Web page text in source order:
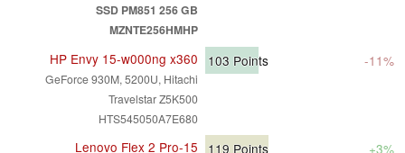
SSD PM851 256 GB
MZNTE256HMHP
HP Envy 15-w000ng x360
GeForce 930M, 5200U, Hitachi
Travelstar Z5K500
HTS545050A7E680
103 Points -11%
Lenovo Flex 2 Pro-15 119 Points +3%